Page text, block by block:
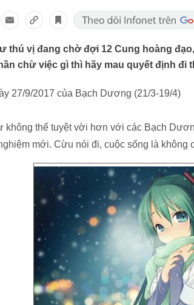
thú vị đang chờ đợi 12 Cung hoàng
chừ việc gì thì hãy mau quyết định đi
27/9/2017 của Bạch Dương (21/3-19/4)
không thể tuyệt vời hơn với các Bạch
mới. Cừu nói đi, cuộc sống là không